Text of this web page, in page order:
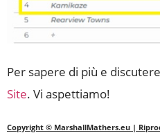
Per sapere di più e
Site. Vi aspettiamo!
Copyright © MarshallMathers.eu |